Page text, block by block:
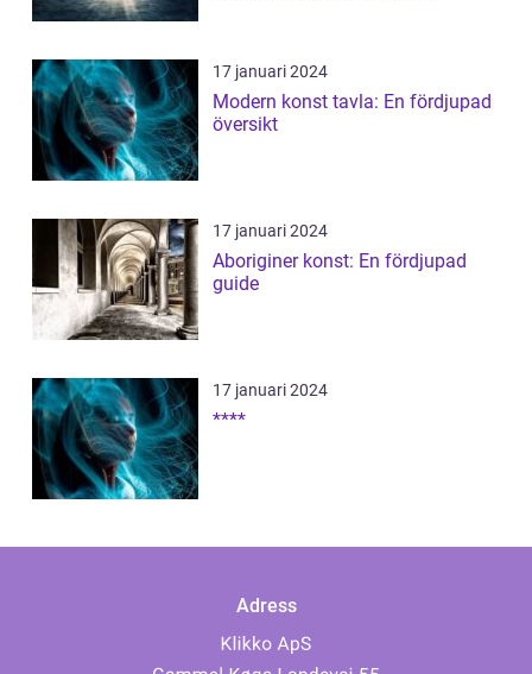
17 januari 2024
Modern konst tavla: En fördjupad
översikt
17 januari 2024
Aboriginer konst: En fördjupad
guide
17 januari 2024
****
Adress